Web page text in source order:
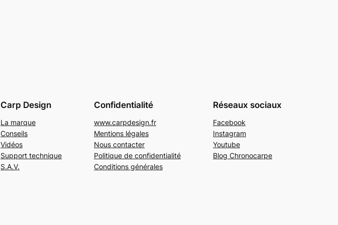
Carp Design
La marque
Conseils
Vidéos
Support technique
S.A.V.
Confidentialité
www.carpdesign.fr
Mentions légales
Nous contacter
Politique de confidentialité
Conditions générales
Réseaux sociaux
Facebook
Instagram
Youtube
Blog Chronocarpe